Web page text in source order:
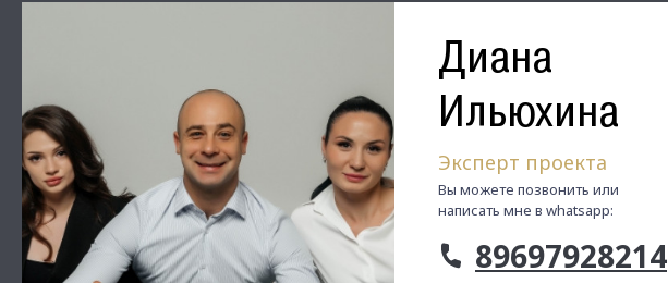
Диана
Ильюхина
Эксперт проекта
Вы можете позвонить или
написать мне в whatsapp:
89697928214